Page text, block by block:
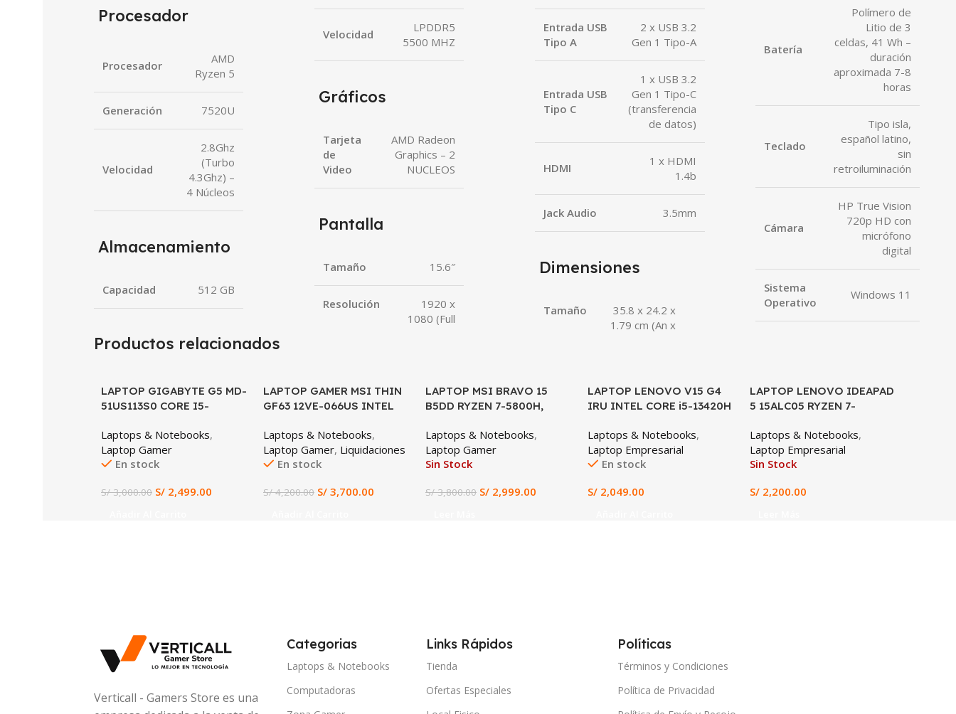
Procesador
Procesador
AMD
Ryzen 5
Generación 7520U
Velocidad
2.8Ghz
(Turbo
4.3Ghz) –
4 Núcleos
Almacenamiento
Capacidad 512 GB
Velocidad
LPDDR5
5500 MHZ
Gráficos
Tarjeta
de
Video
AMD Radeon
Graphics – 2
NUCLEOS
Pantalla
Tamaño 15.6″
Resolución
1920 x
1080 (Full
Entrada USB
Tipo A
2 x USB 3.2
Gen 1 Tipo-A
Entrada USB
Tipo C
1 x USB 3.2
Gen 1 Tipo-C
(transferencia
de datos)
HDMI
1 x HDMI
1.4b
Jack Audio 3.5mm
Dimensiones
Tamaño
35.8 x 24.2 x
1.79 cm (An x
Batería
Polímero de
Litio de 3
celdas, 41 Wh –
duración
aproximada 7-8
horas
Teclado
Tipo isla,
español latino,
sin
retroiluminación
Cámara
HP True Vision
720p HD con
micrófono
digital
Sistema
Operativo
Windows 11
Productos relacionados
SALE
LAPTOP GIGABYTE G5 MD-
51US113S0 CORE I5-
16GB DDR4, 512GB SSD,
15.6″ FHD 144HZ
Laptops & Notebooks,
Laptop Gamer
En stock
S/3,000.00 S/ 2,499.00
SALE
LAPTOP GAMER MSI THIN
GF63 12VE-066US INTEL
DDR4 512GB SSD NVIDIA
GEFORCE RTX 4050 6GB
15.6″ FHD 144HZ WINDOWS
Laptops & Notebooks,
Laptop Gamer, Liquidaciones
En stock
S/4,200.00 S/ 3,700.00
SALE
LAPTOP MSI BRAVO 15
B5DD RYZEN 7-5800H,
512GB SSD, 15.6″ FHD
Laptops & Notebooks,
Laptop Gamer
Sin Stock
S/3,800.00 S/ 2,999.00
LAPTOP LENOVO V15 G4
IRU INTEL CORE i5-13420H
15.6″ FHD INTEL UHD
GRAPHICS WIN 11
PREINSTALADO (Lenovo
Laptops & Notebooks,
Laptop Empresarial
En stock
S/ 2,049.00
LAPTOP LENOVO IDEAPAD
5 15ALC05 RYZEN 7-
SSD, 15.6″ FHD
Laptops & Notebooks,
Laptop Empresarial
Sin Stock
S/ 2,200.00
Verticall - Gamers Store es una
Categorias
Laptops & Notebooks
Computadoras
Links Rápidos
Tienda
Ofertas Especiales
Políticas
Términos y Condiciones
Política de Privacidad